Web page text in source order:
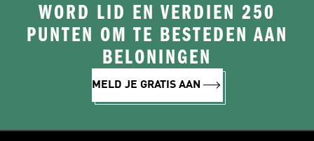
WORD LID EN VERDIEN 250
PUNTEN OM TE BESTEDEN AAN
BELONINGEN
MELD JE GRATIS AAN